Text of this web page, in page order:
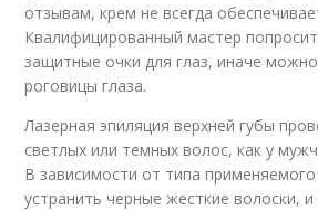
отзывам, крем не всегда
Квалифицированный мастер
защитные очки для глаз, иначе
роговицы глаза.
Лазерная эпиляция верхней губы
светлых или темных волос, как у
В зависимости от типа
устранить черные жесткие волоски,